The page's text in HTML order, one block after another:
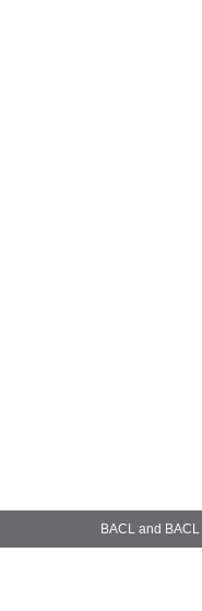
BACL and